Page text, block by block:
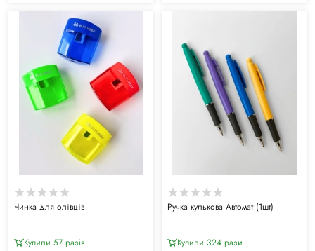
Чинка для олівців
Купили 57 разiв
Ручка кулькова Автомат (1шт)
Купили 324 рази